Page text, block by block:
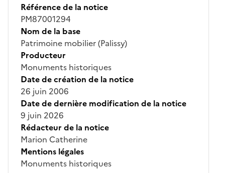
Référence de la notice
PM87001294
Nom de la base
Patrimoine mobilier (Palissy)
Producteur
Monuments historiques
Date de création de la notice
26 juin 2006
Date de dernière modification de la notice
9 juin 2026
Rédacteur de la notice
Marion Catherine
Mentions légales
Monuments historiques